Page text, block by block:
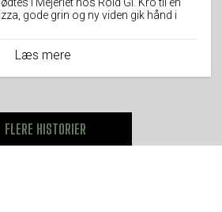
i Mejeriet hos Rold Gl. Kro til en
gode grin og ny viden gik hånd i
Læs mere
FLERE HISTORIER